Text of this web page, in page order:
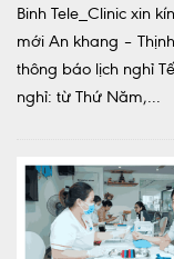
Binh Tele_Clinic xin
mới An khang –
thông báo lịch nghỉ
nghỉ: từ Thứ Năm,...